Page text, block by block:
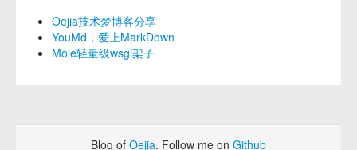
Oejia技术梦博客分享
YouMd，爱上MarkDown
Mole轻量级wsgi架子
Blog of Oejia. Follow me on Github